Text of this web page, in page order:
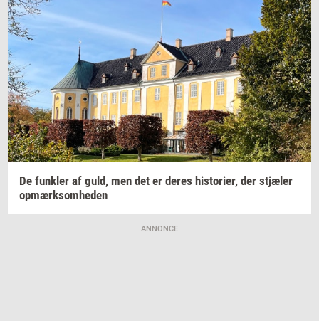
De funk­ler af guld, men det er deres hi­sto­ri­er, der stjæ­ler
op­mærk­som­he­den
ANNONCE